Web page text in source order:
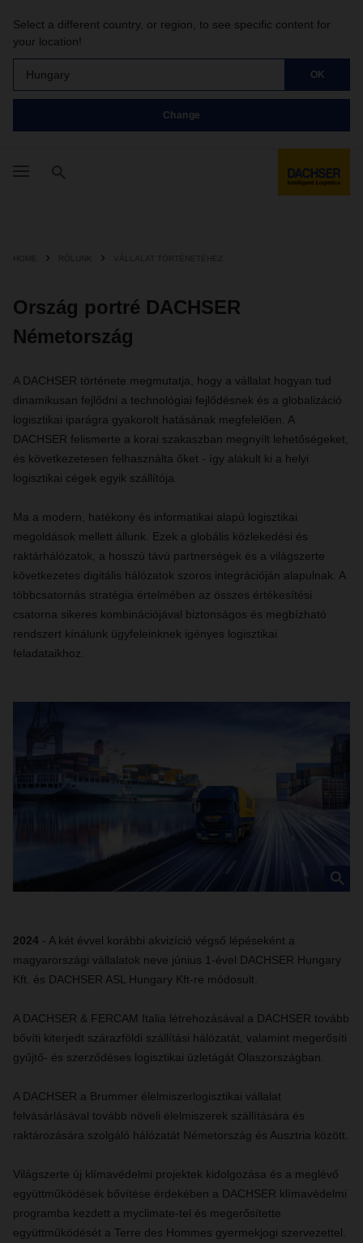
Select a different country, or region, to see specific content for
your location!
Hungary OK
Change
HOME RÓLUNK VÁLLALAT TÖRTÉNETÉHEZ
Ország portré DACHSER
Németország
A DACHSER története megmutatja, hogy a vállalat hogyan tud
dinamikusan fejlődni a technológiai fejlődésnek és a globalizáció
logisztikai iparágra gyakorolt ​​hatásának megfelelően. A
DACHSER felismerte a korai szakaszban megnyílt lehetőségeket,
és következetesen felhasználta őket - így alakult ki a helyi
logisztikai cégek egyik szállítója.
Ma a modern, hatékony és informatikai alapú logisztikai
megoldások mellett állunk. Ezek a globális közlekedési és
raktárhálózatok, a hosszú távú partnerségek és a világszerte
következetes digitális hálózatok szoros integrációján alapulnak. A
többcsatornás stratégia értelmében az összes értékesítési
csatorna sikeres kombinációjával biztonságos és megbízható
rendszert kínálunk ügyfeleinknek igényes logisztikai
feladataikhoz.
2024 - A két évvel korábbi akvizíció végső lépéseként a
magyarországi vállalatok neve június 1-ével DACHSER Hungary
Kft. és DACHSER ASL Hungary Kft-re módosult.
A DACHSER & FERCAM Italia létrehozásával a DACHSER tovább
bővíti kiterjedt szárazföldi szállítási hálózatát, valamint megerősíti
gyűjtő- és szerződéses logisztikai üzletágát Olaszországban.
A DACHSER a Brummer élelmiszerlogisztikai vállalat
felvásárlásával tovább növeli élelmiszerek szállítására és
raktározására szolgáló hálózatát Németország és Ausztria között.
Világszerte új klímavédelmi projektek kidolgozása és a meglévő
együttműködések bővítése érdekében a DACHSER klímavédelmi
programba kezdett a myclimate-tel és megerősítette
együttműködését a Terre des Hommes gyermekjogi szervezettel.